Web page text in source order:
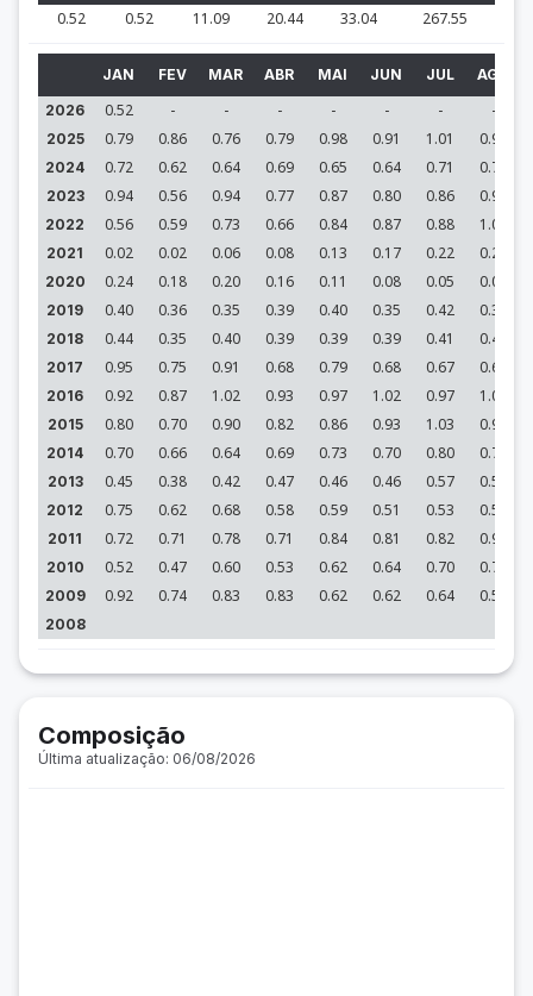
0.52 0.52 11.09 20.44 33.04 267.55
JAN FEV MAR ABR MAI JUN JUL AGO
2026
0.52 - - - - - - -
2025 0.79 0.86 0.76 0.79 0.98 0.91 1.01 0.95
2024 0.72 0.62 0.64 0.69 0.65 0.64 0.71 0.71
2023 0.94 0.56 0.94 0.77 0.87 0.80 0.86 0.91
2022 0.56 0.59 0.73 0.66 0.84 0.87 0.88 1.01
2021 0.02 0.02 0.06 0.08 0.13 0.17 0.22 0.28
2020 0.24 0.18 0.20 0.16 0.11 0.08 0.05 0.03
2019 0.40 0.36 0.35 0.39 0.40 0.35 0.42 0.36
2018 0.44 0.35 0.40 0.39 0.39 0.39 0.41 0.43
2017 0.95 0.75 0.91 0.68 0.79 0.68 0.67 0.66
2016 0.92 0.87 1.02 0.93 0.97 1.02 0.97 1.07
2015 0.80 0.70 0.90 0.82 0.86 0.93 1.03 0.97
2014 0.70 0.66 0.64 0.69 0.73 0.70 0.80 0.73
2013 0.45 0.38 0.42 0.47 0.46 0.46 0.57 0.56
2012 0.75 0.62 0.68 0.58 0.59 0.51 0.53 0.54
2011 0.72 0.71 0.78 0.71 0.84 0.81 0.82 0.90
2010 0.52 0.47 0.60 0.53 0.62 0.64 0.70 0.74
2009 0.92 0.74 0.83 0.83 0.62 0.62 0.64 0.53
2008
Composição
Última atualização: 06/08/2026